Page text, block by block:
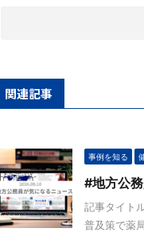
関連記事
事例を知る
#地方公
記事タイト
普及策で薬